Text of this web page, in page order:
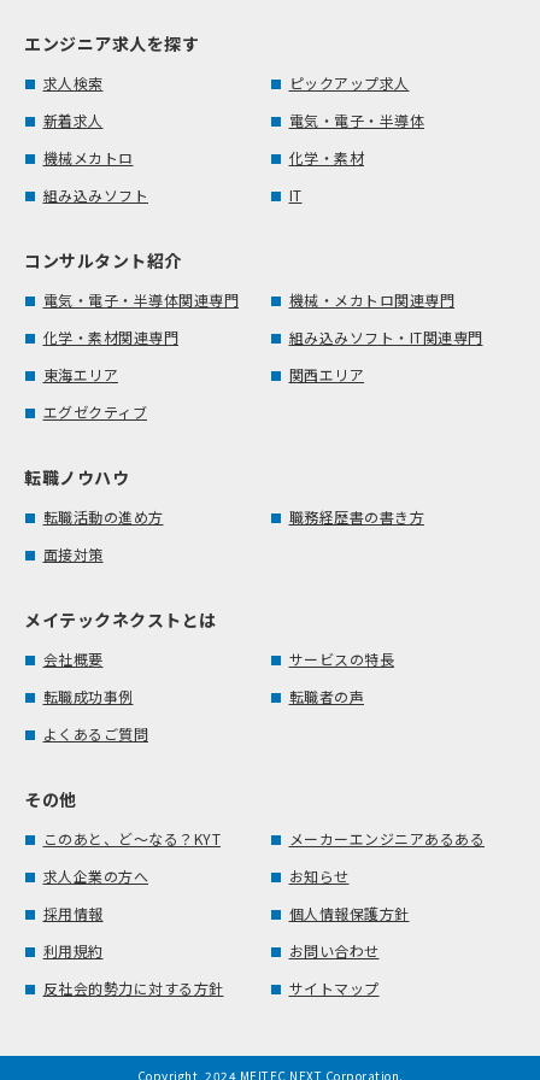
エンジニア求人を探す
求人検索
ピックアップ求人
新着求人
電気・電子・半導体
機械メカトロ
化学・素材
組み込みソフト
IT
コンサルタント紹介
電気・電子・半導体関連専門
機械・メカトロ関連専門
化学・素材関連専門
組み込みソフト・IT関連専門
東海エリア
関西エリア
エグゼクティブ
転職ノウハウ
転職活動の進め方
職務経歴書の書き方
面接対策
メイテックネクストとは
会社概要
サービスの特長
転職成功事例
転職者の声
よくあるご質問
その他
このあと、ど～なる？KYT
メーカーエンジニアあるある
求人企業の方へ
お知らせ
採用情報
個人情報保護方針
利用規約
お問い合わせ
反社会的勢力に対する方針
サイトマップ
Copyright, 2024 MEITEC NEXT Corporation.